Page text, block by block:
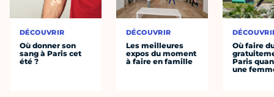
DÉCOUVRIR
Où donner son
sang à Paris cet
été ?
DÉCOUVRIR
Les meilleures
expos du moment
à faire en famille
Où faire
Paris
une